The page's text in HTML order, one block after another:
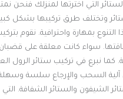
التي اخترتها لمنزلك فنحن نمتلك
وتختلف طرق تركيبها بشكل كبير.
بمهارة واحترافية. نقوم بتركيب
سواء كانت معلقة على قضبان
نبرع في تركيب ستائر الرول
السحب والإرجاع سلسة وسهلة
والستائر الشفافة. التي